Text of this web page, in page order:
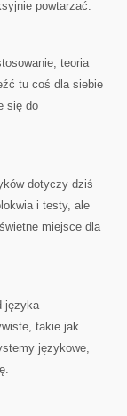
powtarzać.
teoria
tu coś dla siebie
się do
dotyczy dziś
i testy, ale
miejsce dla
języka
takie jak
językowe,